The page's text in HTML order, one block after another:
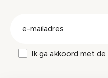
Ik ga akkoord met de